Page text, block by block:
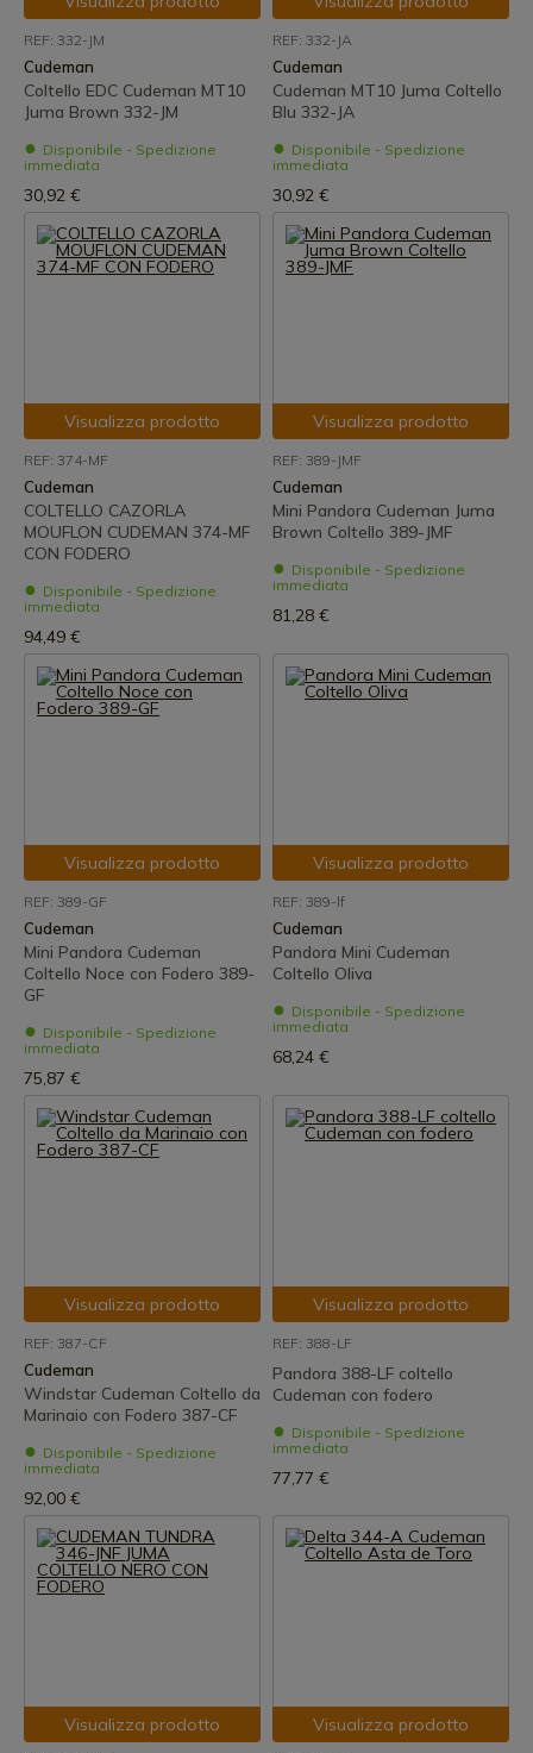
REF: 332-JM
Cudeman
Coltello EDC Cudeman MT10
Juma Brown 332-JM
Disponibile - Spedizione
immediata
30,92 €
REF: 332-JA
Cudeman
Cudeman MT10 Juma Coltello
Blu 332-JA
Disponibile - Spedizione
immediata
30,92 €
Visualizza prodotto
REF: 374-MF
Cudeman
COLTELLO CAZORLA
MOUFLON CUDEMAN 374-MF
CON FODERO
Disponibile - Spedizione
immediata
94,49 €
Visualizza prodotto
REF: 389-JMF
Cudeman
Mini Pandora Cudeman Juma
Brown Coltello 389-JMF
Disponibile - Spedizione
immediata
81,28 €
Visualizza prodotto
REF: 389-GF
Cudeman
Mini Pandora Cudeman
Coltello Noce con Fodero 389-
GF
Disponibile - Spedizione
immediata
75,87 €
Visualizza prodotto
REF: 389-lf
Cudeman
Pandora Mini Cudeman
Coltello Oliva
Disponibile - Spedizione
immediata
68,24 €
Visualizza prodotto
REF: 387-CF
Cudeman
Windstar Cudeman Coltello da
Marinaio con Fodero 387-CF
Disponibile - Spedizione
immediata
92,00 €
Visualizza prodotto
REF: 388-LF
Pandora 388-LF coltello
Cudeman con fodero
Disponibile - Spedizione
immediata
77,77 €
Visualizza prodotto Visualizza prodotto